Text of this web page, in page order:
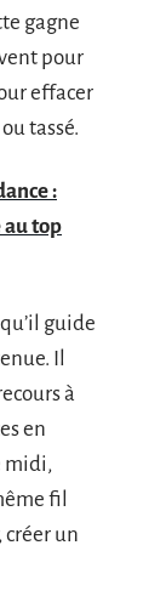
gagne
pour
effacer
tassé.
:
top
guide
Il
à
en
midi,
fil
créer un